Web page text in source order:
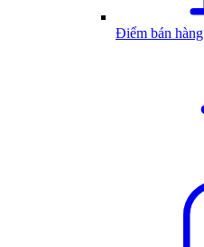
Điểm bán hàng